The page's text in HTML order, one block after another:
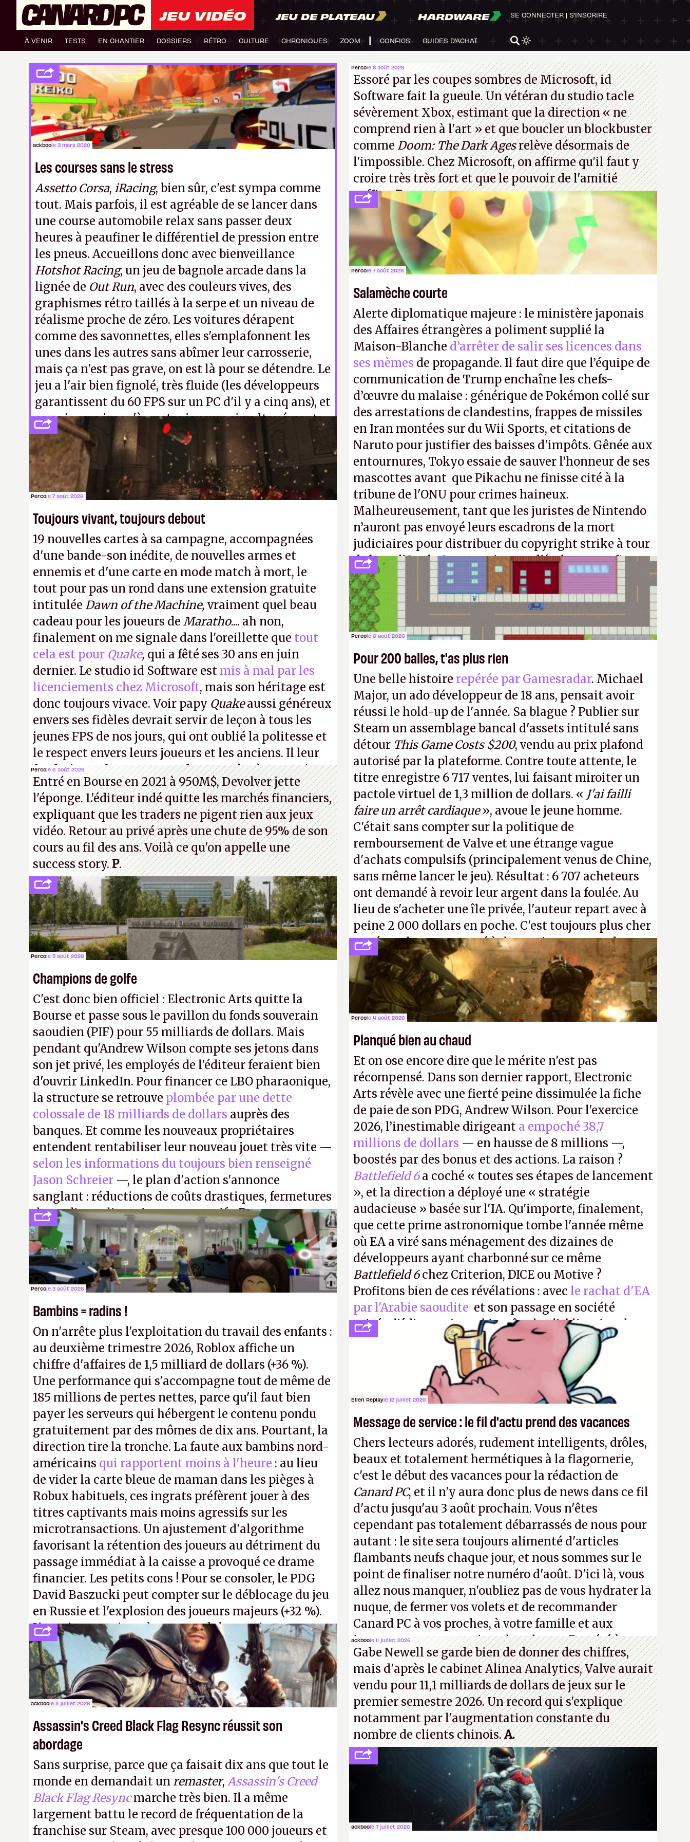
JEU VIDÉO JEU DE PLATEAU HARDWARE
À VENIR TESTS EN CHANTIER DOSSIERS RÉTRO CULTURE CHRONIQUES ZOOM CONFIGS GUIDES D'ACHAT
SE CONNECTER | S'INSCRIRE
ackboole 3 mars 2020
Les courses sans le stress
Assetto Corsa, iRacing, bien sûr, c'est sympa comme
tout. Mais parfois, il est agréable de se lancer dans
une course automobile relax sans passer deux
heures à peaufiner le différentiel de pression entre
les pneus. Accueillons donc avec bienveillance
Hotshot Racing, un jeu de bagnole arcade dans la
lignée de Out Run, avec des couleurs vives, des
graphismes rétro taillés à la serpe et un niveau de
réalisme proche de zéro. Les voitures dérapent
comme des savonnettes, elles s'emplafonnent les
unes dans les autres sans abîmer leur carrosserie,
mais ça n'est pas grave, on est là pour se détendre. Le
jeu a l'air bien fignolé, très fluide (les développeurs
garantissent du 60 FPS sur un PC d'il y a cinq ans), et
ça se jouera jusqu'à quatre joueurs simultanément
sur le même écran. Sortie prévue ce printemps.
Percole 8 août 2026
Essoré par les coupes sombres de Microsoft, id
Software fait la gueule. Un vétéran du studiotacle
sévèrement Xbox, estimant que la direction« ne
comprend rien à l'art »et que boucler un blockbuster
comme Doom: The Dark Agesrelève désormais de
l'impossible. Chez Microsoft, on affirme qu'il faut y
croire très très fort et que le pouvoir de l'amitié
suffira.P.
Percole 7 août 2026
Toujours vivant, toujours debout
19 nouvelles cartes à sa campagne, accompagnées
d'une bande-son inédite, de nouvelles armes et
ennemis et d'une carte en mode match à mort, le
tout pour pas un rond dans une extension gratuite
intitulée Dawn of the Machine, vraiment quel beau
cadeau pour les joueurs de Maratho.... ah non,
finalement on me signale dans l'oreillette que tout
cela est pour Quake, qui a fêté ses 30 ans en juin
dernier. Le studio id Software est mis à mal par les
licenciements chez Microsoft, mais son héritage est
donc toujours vivace. Voir papy Quakeaussi généreux
envers ses fidèles devrait servir de leçon à tous les
jeunes FPS de nos jours, qui ont oublié la politesse et
le respect envers leurs joueurs et les anciens. Il leur
faudrait une bonne guerre des consoles à ces petits
cons ! P.
Percole 7 août 2026
Salamèche courte
Alerte diplomatique majeure : le ministère japonais
des Affaires étrangères a poliment supplié la
Maison-Blanche d’arrêter de salir ses licences dans
ses mèmes de propagande. Il faut dire que l’équipe de
communication de Trump enchaîne les chefs-
d’œuvre du malaise : générique de Pokémon collé sur
des arrestations de clandestins, frappes de missiles
en Iran montées sur du Wii Sports, et citations de
Naruto pour justifier des baisses d'impôts. Gênée aux
entournures, Tokyo essaie de sauver l’honneur de ses
mascottes avant que Pikachu ne finisse cité à la
tribune de l'ONU pour crimes haineux.
Malheureusement, tant que les juristes de Nintendo
n’auront pas envoyé leurs escadrons de la mort
judiciaires pour distribuer du copyright strike à tour
de bras, l'Oncle Sam continuera d'étaler sa confiture
intellectuelle sur vos souvenirs d'enfance.P.
Percole 6 août 2026
Entré en Bourse en 2021 à 950M$, Devolver jette
l'éponge. L'éditeur indé quitte les marchés financiers,
expliquant que les traders ne pigent rien aux jeux
vidéo. Retour au privé après une chute de 95% de son
cours au fil des ans. Voilà ce qu'on appelle une
success story.P.
Percole 6 août 2026
Pour 200 balles, t'as plus rien
Une belle histoire repérée par Gamesradar. Michael
Major, un ado développeur de 18 ans, pensait avoir
réussi le hold-up de l'année. Sa blague ? Publier sur
Steam un assemblage bancal d'assets intitulé sans
détour This Game Costs $200, vendu au prix plafond
autorisé par la plateforme. Contre toute attente, le
titre enregistre 6 717 ventes, lui faisant miroiter un
pactole virtuel de 1,3 million de dollars. « J'ai failli
faire un arrêt cardiaque», avoue le jeune homme.
C'était sans compter sur la politique de
remboursement de Valve et une étrange vague
d'achats compulsifs (principalement venus de Chine,
sans même lancer le jeu). Résultat : 6 707 acheteurs
ont demandé à revoir leur argent dans la foulée. Au
lieu de s'acheter une île privée, l'auteur repart avec à
peine 2 000 dollars en poche. C'est toujours plus cher
payé que le temps passé à dev, mais ça apprendra aux
petits malins qu'on ne braque pas Gabe Newell aussi
facilement.P.
Percole 5 août 2026
Champions de golfe
C'est donc bien officiel : Electronic Arts quitte la
Bourse et passe sous le pavillon du fonds souverain
saoudien (PIF) pour 55 milliards de dollars. Mais
pendant qu'Andrew Wilson compte ses jetons dans
son jet privé, les employés de l'éditeur feraient bien
d'ouvrir LinkedIn. Pour financer ce LBO pharaonique,
la structure se retrouve plombée par une dette
colossale de 18 milliards de dollars auprès des
banques. Et comme les nouveaux propriétaires
entendent rentabiliser leur nouveau jouet très vite —
selon les informations du toujours bien renseigné
Jason Schreier —, le plan d'action s'annonce
sanglant : réductions de coûts drastiques, fermetures
de studios et licenciements massifs. En gros, essorer
FCet Battlefield, puis virer le reste.P.
Percole 4 août 2026
Planqué bien au chaud
Et on ose encore dire que le mérite n'est pas
récompensé. Dans son dernier rapport, Electronic
Arts révèle avec une fierté peine dissimulée la fiche
de paie de son PDG, Andrew Wilson. Pour l'exercice
2026, l’inestimable dirigeant a empoché 38,7
millions de dollars — en hausse de 8 millions —,
boostés par des bonus et des actions. La raison ?
Battlefield 6a coché « toutes ses étapes de lancement
», et la direction a déployé une « stratégie
audacieuse » basée sur l'IA. Qu'importe, finalement,
que cette prime astronomique tombe l'année même
où EA a viré sans ménagement des dizaines de
développeurs ayant charbonné sur ce même
Battlefield 6chez Criterion, DICE ou Motive ?
Profitons bien de ces révélations : avec le rachat d'EA
par l'Arabie saoudite et son passage en société
privée, l'éditeur n'aura bientôt plus l'obligation de
publier ses bilans. Encore une victoire pour la
Percole 3 août 2026
Bambins = radins !
On n'arrête plus l'exploitation du travail des enfants :
au deuxième trimestre 2026, Roblox affiche un
chiffre d'affaires de 1,5 milliard de dollars (+36 %).
Une performance qui s'accompagne tout de même de
185 millions de pertes nettes, parce qu'il faut bien
payer les serveurs qui hébergent le contenu pondu
gratuitement par des mômes de dix ans. Pourtant, la
direction tire la tronche. La faute aux bambins nord-
américains qui rapportent moins à l'heure : au lieu
de vider la carte bleue de maman dans les pièges à
Robux habituels, ces ingrats préfèrent jouer à des
titres captivants mais moins agressifs sur les
microtransactions. Un ajustement d'algorithme
favorisant la rétention des joueurs au détriment du
passage immédiat à la caisse a provoqué ce drame
financier. Les petits cons ! Pour se consoler, le PDG
David Baszucki peut compter sur le déblocage du jeu
en Russie et l'explosion des joueurs majeurs (+32 %).
L'avenir appartient donc aux adultes, qui ne sont
jamais que des enfants avec du pouvoir d'achat.P.
Ellen Replayle 12 juillet 2026
Message de service : le fil d'actu prend des vacances
Chers lecteurs adorés, rudement intelligents, drôles,
beaux et totalement hermétiques à la flagornerie,
c'est le début des vacances pour la rédaction de
Canard PC, et il n'y aura donc plus de news dans ce fil
d'actu jusqu'au 3 août prochain. Vous n'êtes
cependant pas totalement débarrassés de nous pour
autant : le site sera toujours alimenté d'articles
flambants neufs chaque jour, et nous sommes sur le
point de finaliser notre numéro d'août. D'ici là, vous
allez nous manquer, n'oubliez pas de vous hydrater la
nuque, de fermer vos volets et de recommander
Canard PC à vos proches, à votre famille et aux
inconnus que vous croisez dans la rue. Bon été à tous
! –ER.
ackboole 11 juillet 2026
Assassin's Creed Black Flag Resync réussit son
abordage
Sans surprise, parce que ça faisait dix ans que tout le
monde en demandait un remaster, Assassin's Creed
Black Flag Resyncmarche très bien. Il a même
largement battu le record de fréquentation de la
franchise sur Steam, avec presque 100 000 joueurs et
ackboole 11 juillet 2026
Gabe Newell se garde bien de donner des chiffres,
mais d'après le cabinet Alinea Analytics, Valve aurait
vendu pour 11,1 milliards de dollars de jeux sur le
premier semestre 2026. Un record qui s'explique
notamment par l'augmentation constante du
nombre de clients chinois.A.
ackboole 7 juillet 2026